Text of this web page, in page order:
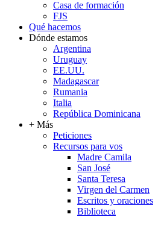
Casa de formación
FJS
Qué hacemos
Dónde estamos
Argentina
Uruguay
EE.UU.
Madagascar
Rumania
Italia
República Dominicana
+ Más
Peticiones
Recursos para vos
Madre Camila
San José
Santa Teresa
Virgen del Carmen
Escritos y oraciones
Biblioteca